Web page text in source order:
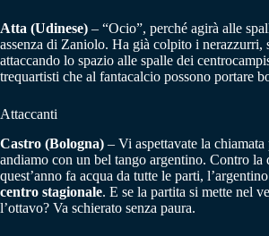
Atta (Udinese) – “Ocio”, perché agirà alle
assenza di Zaniolo. Ha già colpito i nerazzurri,
attaccando lo spazio alle spalle dei
trequartisti che al fantacalcio possono portare
Attaccanti
Castro (Bologna) – Vi aspettavate la
andiamo con un bel tango argentino. Contro la
quest’anno fa acqua da tutte le parti,
centro stagionale. E se la partita si mette nel
l’ottavo? Va schierato senza paura.